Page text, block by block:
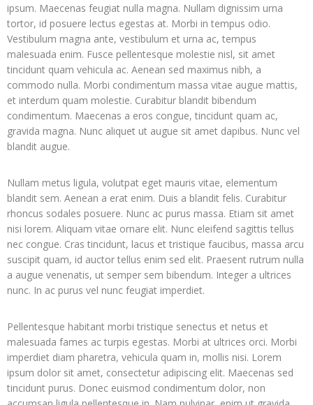
ipsum. Maecenas feugiat nulla magna. Nullam dignissim urna
tortor, id posuere lectus egestas at. Morbi in tempus odio.
Vestibulum magna ante, vestibulum et urna ac, tempus
malesuada enim. Fusce pellentesque molestie nisl, sit amet
tincidunt quam vehicula ac. Aenean sed maximus nibh, a
commodo nulla. Morbi condimentum massa vitae augue mattis,
et interdum quam molestie. Curabitur blandit bibendum
condimentum. Maecenas a eros congue, tincidunt quam ac,
gravida magna. Nunc aliquet ut augue sit amet dapibus. Nunc vel
blandit augue.
Nullam metus ligula, volutpat eget mauris vitae, elementum
blandit sem. Aenean a erat enim. Duis a blandit felis. Curabitur
rhoncus sodales posuere. Nunc ac purus massa. Etiam sit amet
nisi lorem. Aliquam vitae ornare elit. Nunc eleifend sagittis tellus
nec congue. Cras tincidunt, lacus et tristique faucibus, massa arcu
suscipit quam, id auctor tellus enim sed elit. Praesent rutrum nulla
a augue venenatis, ut semper sem bibendum. Integer a ultrices
nunc. In ac purus vel nunc feugiat imperdiet.
Pellentesque habitant morbi tristique senectus et netus et
malesuada fames ac turpis egestas. Morbi at ultrices orci. Morbi
imperdiet diam pharetra, vehicula quam in, mollis nisi. Lorem
ipsum dolor sit amet, consectetur adipiscing elit. Maecenas sed
tincidunt purus. Donec euismod condimentum dolor, non